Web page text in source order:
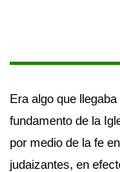
Era algo que
fundamento de la
por medio de la fe
judaizantes, en